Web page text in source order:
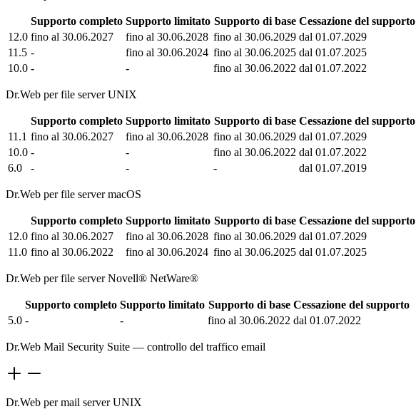
Supporto completo Supporto limitato Supporto di base Cessazione del supporto
12.0 fino al 30.06.2027 fino al 30.06.2028 fino al 30.06.2029 dal 01.07.2029
11.5 - fino al 30.06.2024 fino al 30.06.2025 dal 01.07.2025
10.0 - - fino al 30.06.2022 dal 01.07.2022
Dr.Web per file server UNIX
Supporto completo Supporto limitato Supporto di base Cessazione del supporto
11.1 fino al 30.06.2027 fino al 30.06.2028 fino al 30.06.2029 dal 01.07.2029
10.0 - - fino al 30.06.2022 dal 01.07.2022
6.0
- - - dal 01.07.2019
Dr.Web per file server macOS
Supporto completo Supporto limitato Supporto di base Cessazione del supporto
12.0 fino al 30.06.2027 fino al 30.06.2028 fino al 30.06.2029 dal 01.07.2029
11.0 fino al 30.06.2022 fino al 30.06.2024 fino al 30.06.2025 dal 01.07.2025
Dr.Web per file server Novell® NetWare®
Supporto completo Supporto limitato Supporto di base Cessazione del supporto
5.0 - - fino al 30.06.2022 dal 01.07.2022
Dr.Web Mail Security Suite — controllo del traffico email
Dr.Web per mail server UNIX